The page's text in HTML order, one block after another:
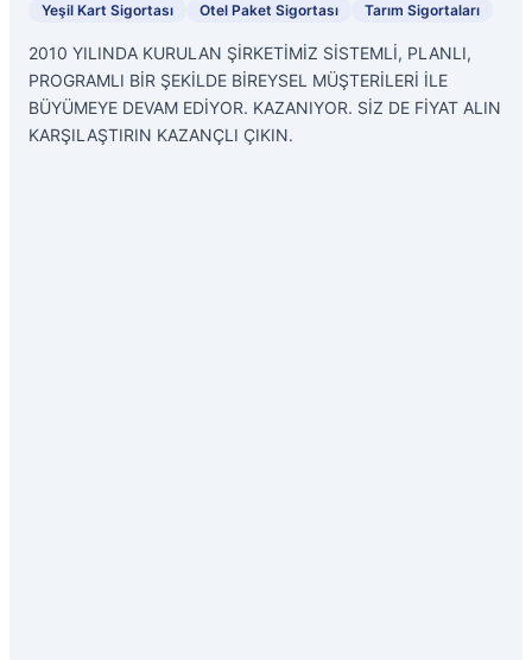
Yeşil Kart Sigortası
Otel Paket Sigortası Tarım Sigortaları
2010 YILINDA KURULAN ŞİRKETİMİZ SİSTEMLİ, PLANLI,
PROGRAMLI BİR ŞEKİLDE BİREYSEL MÜŞTERİLERİ İLE
BÜYÜMEYE DEVAM EDİYOR. KAZANIYOR. SİZ DE FİYAT ALIN
KARŞILAŞTIRIN KAZANÇLI ÇIKIN.